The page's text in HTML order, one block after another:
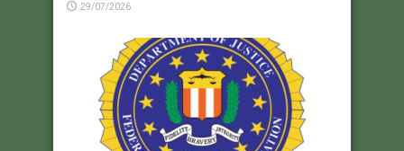
29/07/2026